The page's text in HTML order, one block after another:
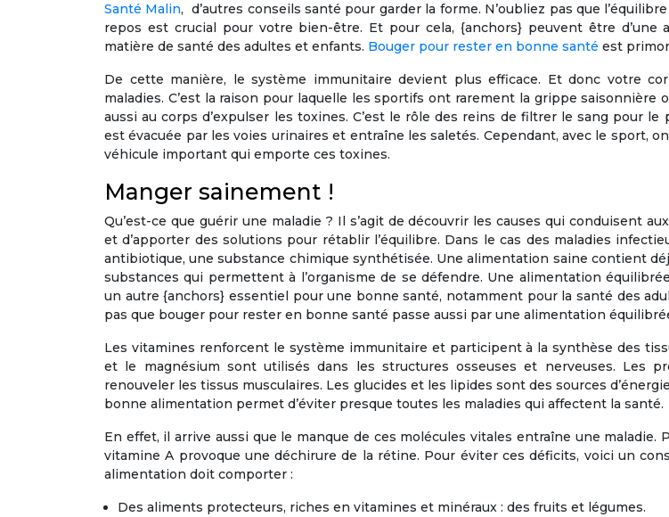
Santé Malin, d’autres conseils santé pour garder la forme. N’oubliez pas que
repos est crucial pour votre bien-être. Et pour cela, {anchors} peuvent être d’une
matière de santé des adultes et enfants. Bouger pour rester en bonne santé est
De cette manière, le système immunitaire devient plus efficace. Et donc votre
maladies. C’est la raison pour laquelle les sportifs ont rarement la grippe saisonnière
aussi au corps d’expulser les toxines. C’est le rôle des reins de filtrer le sang pour le
est évacuée par les voies urinaires et entraîne les saletés. Cependant, avec le sport,
véhicule important qui emporte ces toxines.
Manger sainement !
Qu’est-ce que guérir une maladie ? Il s’agit de découvrir les causes qui conduisent
et d’apporter des solutions pour rétablir l’équilibre. Dans le cas des maladies
antibiotique, une substance chimique synthétisée. Une alimentation saine contient
substances qui permettent à l’organisme de se défendre. Une alimentation
un autre {anchors} essentiel pour une bonne santé, notamment pour la santé des
pas que bouger pour rester en bonne santé passe aussi par une alimentation
Les vitamines renforcent le système immunitaire et participent à la synthèse des
et le magnésium sont utilisés dans les structures osseuses et nerveuses. Les
renouveler les tissus musculaires. Les glucides et les lipides sont des sources
bonne alimentation permet d’éviter presque toutes les maladies qui affectent la santé.
En effet, il arrive aussi que le manque de ces molécules vitales entraîne une maladie.
vitamine A provoque une déchirure de la rétine. Pour éviter ces déficits, voici un
alimentation doit comporter :
Des aliments protecteurs, riches en vitamines et minéraux : des fruits et légumes.